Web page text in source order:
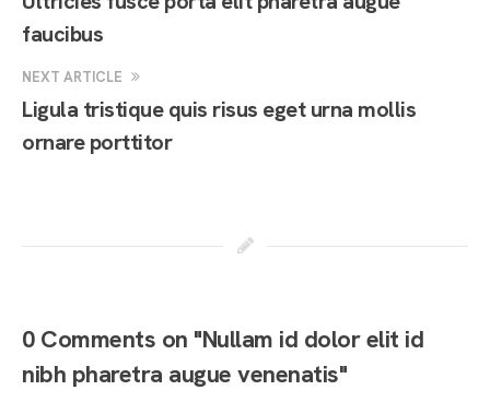
faucibus
NEXT ARTICLE
Ligula tristique quis risus eget urna mollis
ornare porttitor
0 Comments on "Nullam id dolor elit id
nibh pharetra augue venenatis"